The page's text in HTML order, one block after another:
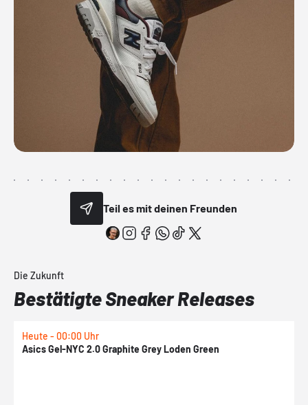
Teil es mit deinen Freunden
Die Zukunft
Bestätigte Sneaker Releases
Heute - 00:00 Uhr
Asics Gel-NYC 2.0 Graphite Grey Loden Green